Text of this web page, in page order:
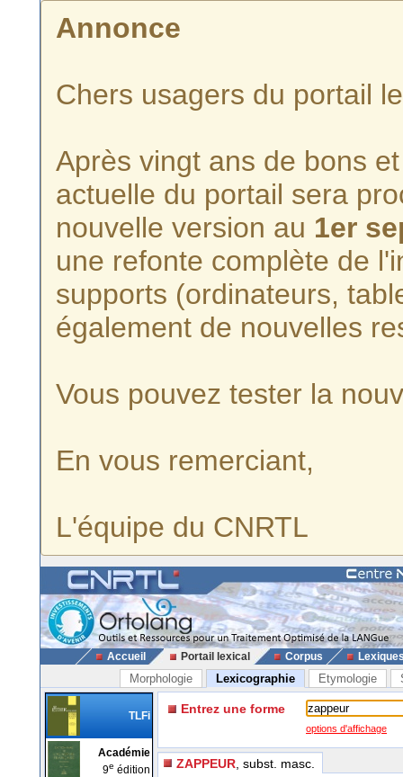
Annonce
Chers usagers du portail
Après vingt ans de bons
actuelle du portail sera
nouvelle version au 1er
une refonte complète de
supports (ordinateurs,
également de nouvelles
Vous pouvez tester la
En vous remerciant,
L'équipe du CNRTL
Accueil Portail lexical Corpus
Morphologie Lexicographie Etymologie
TLFi
Académie
9e édition
Entrez une forme
options d'affichage
ZAPPEUR , subst. masc.